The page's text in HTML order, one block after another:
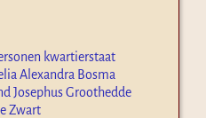
kwartierstaat
Alexandra Bosma
Josephus Groothedde
Zwart